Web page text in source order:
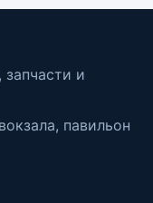
и
павильон